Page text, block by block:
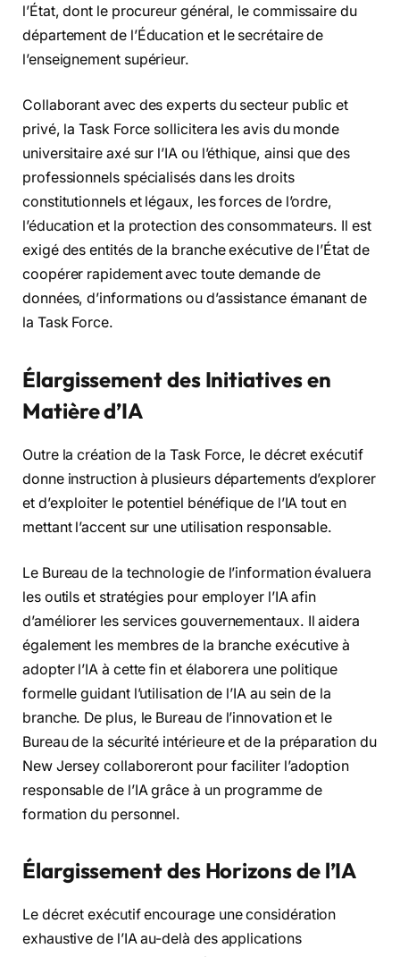
l’État, dont le procureur général, le commissaire du
département de l’Éducation et le secrétaire de
l’enseignement supérieur.
Collaborant avec des experts du secteur public et
privé, la Task Force sollicitera les avis du monde
universitaire axé sur l’IA ou l’éthique, ainsi que des
professionnels spécialisés dans les droits
constitutionnels et légaux, les forces de l’ordre,
l’éducation et la protection des consommateurs. Il est
exigé des entités de la branche exécutive de l’État de
coopérer rapidement avec toute demande de
données, d’informations ou d’assistance émanant de
la Task Force.
Élargissement des Initiatives en
Matière d’IA
Outre la création de la Task Force, le décret exécutif
donne instruction à plusieurs départements d’explorer
et d’exploiter le potentiel bénéfique de l’IA tout en
mettant l’accent sur une utilisation responsable.
Le Bureau de la technologie de l’information évaluera
les outils et stratégies pour employer l’IA afin
d’améliorer les services gouvernementaux. Il aidera
également les membres de la branche exécutive à
adopter l’IA à cette fin et élaborera une politique
formelle guidant l’utilisation de l’IA au sein de la
branche. De plus, le Bureau de l’innovation et le
Bureau de la sécurité intérieure et de la préparation du
New Jersey collaboreront pour faciliter l’adoption
responsable de l’IA grâce à un programme de
formation du personnel.
Élargissement des Horizons de l’IA
Le décret exécutif encourage une considération
exhaustive de l’IA au-delà des applications